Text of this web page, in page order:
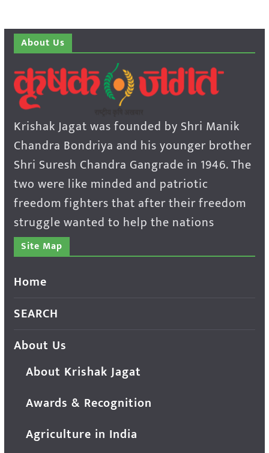
About Us
Krishak Jagat was founded by Shri Manik
Chandra Bondriya and his younger brother
Shri Suresh Chandra Gangrade in 1946. The
two were like minded and patriotic
freedom fighters that after their freedom
struggle wanted to help the nations
Site Map
Home
SEARCH
About Us
About Krishak Jagat
Awards & Recognition
Agriculture in India